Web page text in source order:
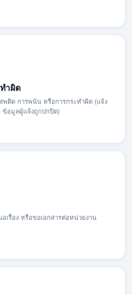
ำผิด
พติด การพนัน หรือการกระทำผิด (แจ้ง
ข้อมูลผู้แจ้งถูกปกปิด)
เรื่อง หรือขอเอกสารต่อหน่วยงาน